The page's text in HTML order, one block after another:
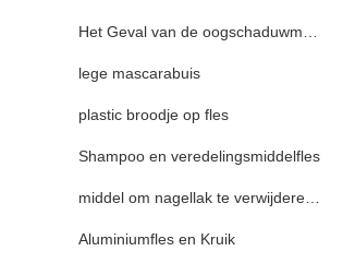
Het Geval van de oogschaduwmake-up
lege mascarabuis
plastic broodje op fles
Shampoo en veredelingsmiddelfles
middel om nagellak te verwijderenfles
Aluminiumfles en Kruik